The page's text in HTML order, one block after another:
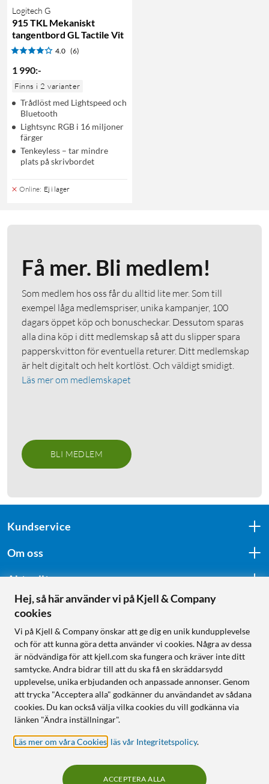
Logitech G
915 TKL Mekaniskt
tangentbord GL Tactile Vit
4.0 (6)
1 990:-
Finns i 2 varianter
Trådlöst med Lightspeed och
Bluetooth
Lightsync RGB i 16 miljoner
färger
Tenkeyless – tar mindre
plats på skrivbordet
Online: Ej i lager
Få mer. Bli medlem!
Som medlem hos oss får du alltid lite mer. Som till
exempel låga medlemspriser, unika kampanjer, 100
dagars öppet köp och bonuscheckar. Dessutom sparas
alla dina köp i ditt medlemskap så att du slipper spara
papperskvitton för eventuella returer. Ditt medlemskap
är helt digitalt och helt kortlöst. Och väldigt smidigt.
Läs mer om medlemskapet
BLI MEDLEM
Kundservice
Om oss
Aktuellt
Följ oss
Handla från:
Sverige
Norge
Hej, så här använder vi på Kjell & Company
cookies
Vi på Kjell & Company önskar att ge dig en unik kundupplevelse
och för att kunna göra detta använder vi cookies. Några av dessa
är nödvändiga för att kjell.com ska fungera och kräver inte ditt
samtycke. Andra bidrar till att du ska få en skräddarsydd
upplevelse, unika erbjudanden och anpassade annonser. Genom
att trycka "Acceptera alla" godkänner du användandet av sådana
cookies. Du kan också välja vilka cookies du vill godkänna via
länken "Ändra inställningar".
Läs mer om våra Cookies läs vår Integritetspolicy.
ACCEPTERA ALLA